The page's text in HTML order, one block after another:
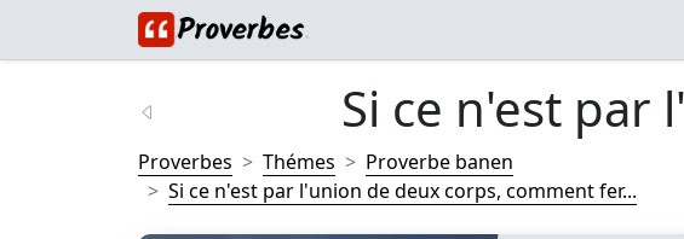
Si ce n'est par
Proverbes Thémes
Proverbe banen
Si ce n'est par l'union de deux corps, comment fer...